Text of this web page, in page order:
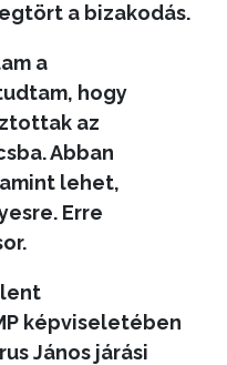
a bizakodás.
a
hogy
az
Abban
lehet,
Erre
képviseletében
János járási